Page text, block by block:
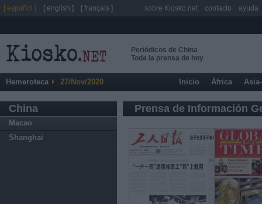
Periódicos de China
Toda la prensa de hoy
Hemeroteca 27/Nov/2020 Inicio África
China
Macao
Shanghai
Prensa de Información
[ español ] [ english ] [ français ] sobre Kiosko.net contacto ayuda